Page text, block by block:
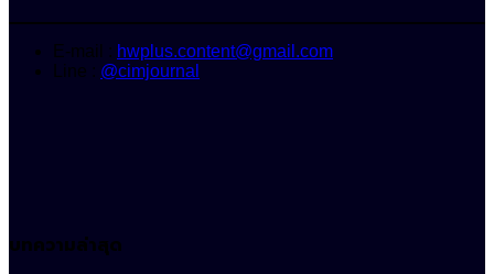
E-mail : hwplus.content@gmail.com
Line : @cimjournal
บทความล่าสุด